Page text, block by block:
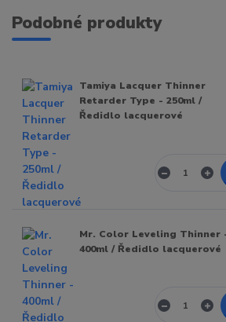
Podobné produkty
Tamiya Lacquer Thinner
Retarder Type - 250ml /
Ředidlo lacquerové
Mr. Color Leveling Thinner
400ml / Ředidlo lacquerové